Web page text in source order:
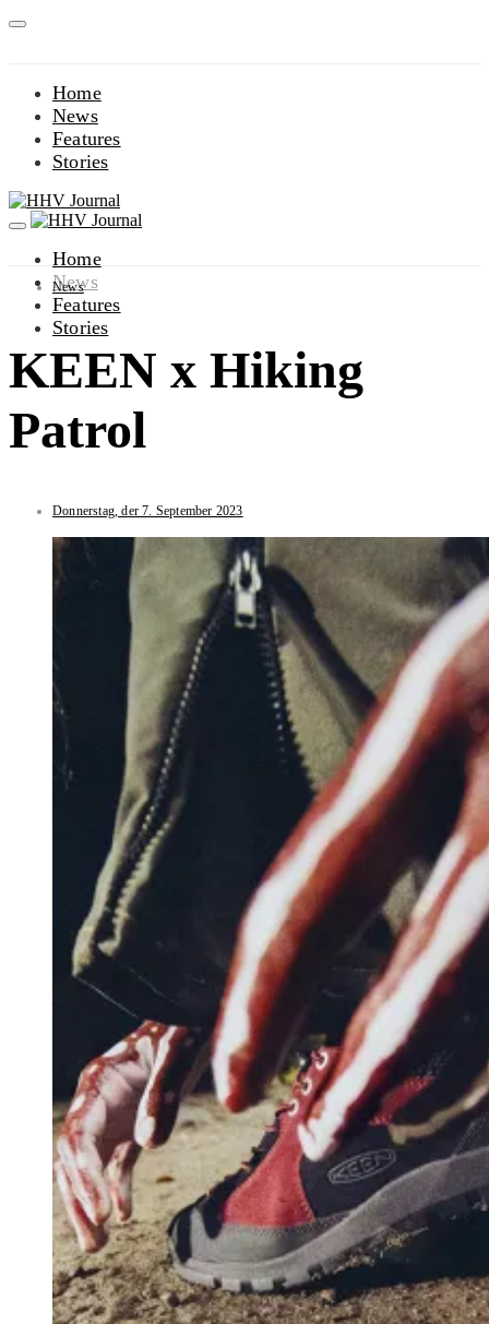
Home
News
Features
Stories
Home
News
Features
Stories
News
KEEN x Hiking
Patrol
Donnerstag, der 7. September 2023